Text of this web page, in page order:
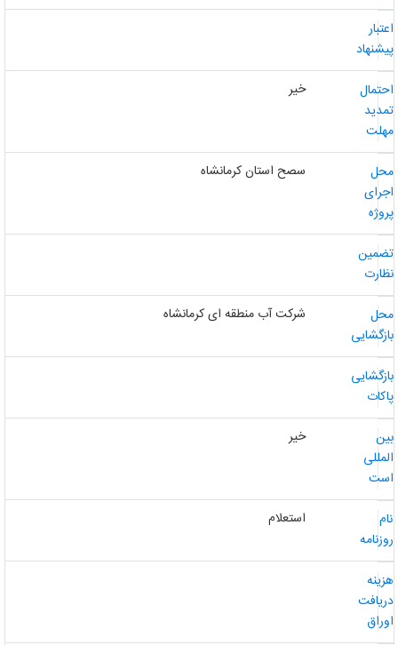
خیر
سصح استان کرمانشاه
شرکت آب منطقه ای کرمانشاه
خیر
استعلام